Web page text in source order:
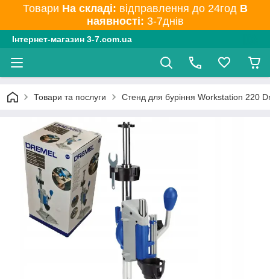
Товари На складі: відправлення до 24год В
наявності: 3-7днів
Інтернет-магазин 3-7.com.ua
Товари та послуги Стенд для буріння Workstation 220